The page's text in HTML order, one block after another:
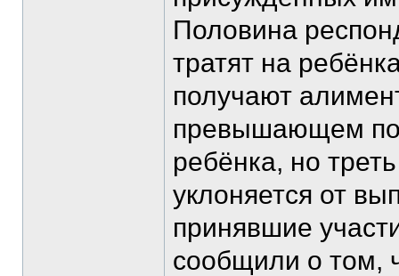
Половина
тратят на
получают
превышающем
ребёнка, но
уклоняется от
принявшие
сообщили о том,